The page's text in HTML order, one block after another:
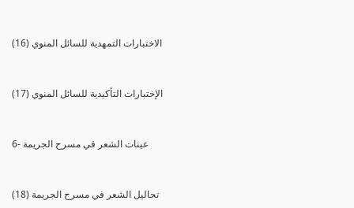
(16) الاختبارات التمهدية للسائل المنوي
(17) الإختبارات التأكيدية للسائل المنوي
6- عينات الشعر في مسرح الجريمة
(18) تحاليل الشعر في مسرح الجريمة